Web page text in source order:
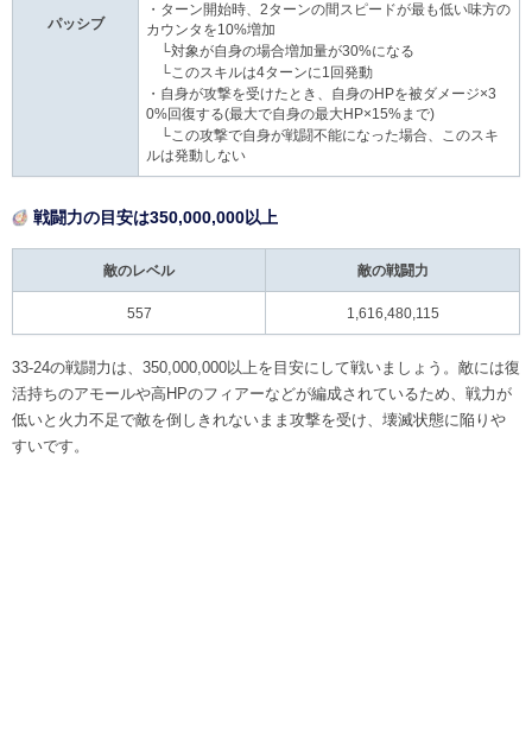
パッシブ
・ターン開始時、2ターンの間スピードが最も低い味方の
カウンタを10%増加
└対象が自身の場合増加量が30%になる
└このスキルは4ターンに1回発動
・自身が攻撃を受けたとき、自身のHPを被ダメージ×3
0%回復する(最大で自身の最大HP×15%まで)
└この攻撃で自身が戦闘不能になった場合、このスキ
ルは発動しない
戦闘力の目安は350,000,000以上
敵のレベル 敵の戦闘力
557 1,616,480,115
33-24の戦闘力は、350,000,000以上を目安にして戦いましょう。敵には復
活持ちのアモールや高HPのフィアーなどが編成されているため、戦力が
低いと火力不足で敵を倒しきれないまま攻撃を受け、壊滅状態に陥りや
すいです。